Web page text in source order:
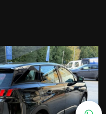
CRUISE CONTROL,